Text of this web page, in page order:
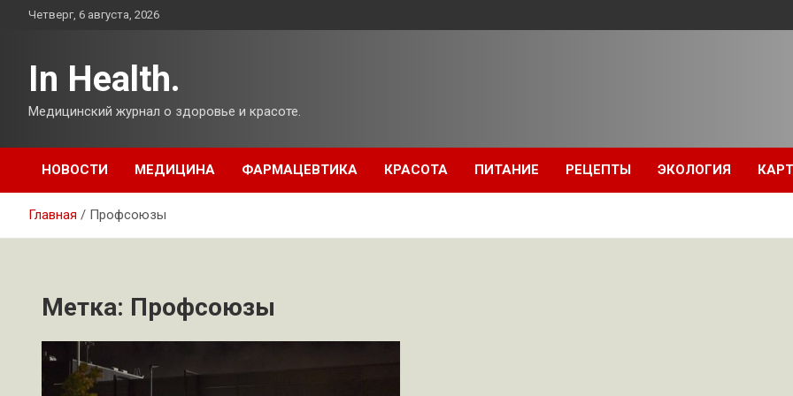
ПерейтиЧетверг, 6 августа, 2026
In Health.
Медицинский журнал о здоровье и красоте.
НОВОСТИ МЕДИЦИНА ФАРМАЦЕВТИКА КРАСОТА ПИТАНИЕ РЕЦЕПТЫ ЭКОЛОГИЯ
Главная Профсоюзы
Метка: Профсоюзы